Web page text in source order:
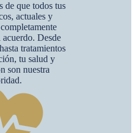
de que todos tus
actuales y
Desde
tratamientos
tu salud y
son nuestra